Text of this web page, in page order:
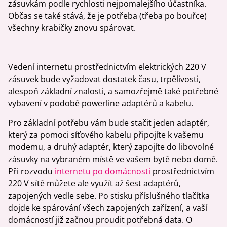
zásuvkám podle rychlosti nejpomalejšího účastníka.
Občas se také stává, že je potřeba (třeba po bouřce)
všechny krabičky znovu spárovat.
Vedení internetu prostřednictvím elektrických 220 V
zásuvek bude vyžadovat dostatek času, trpělivosti,
alespoň základní znalosti, a samozřejmě také potřebné
vybavení v podobě powerline adaptérů a kabelu.
Pro základní potřebu vám bude stačit jeden adaptér,
který za pomoci síťového kabelu připojíte k vašemu
modemu, a druhý adaptér, který zapojíte do libovolné
zásuvky na vybraném místě ve vašem bytě nebo domě.
Při rozvodu internetu po domácnosti prostřednictvím
220 V sítě můžete ale využít až šest adaptérů,
zapojených vedle sebe. Po stisku příslušného tlačítka
dojde ke spárování všech zapojených zařízení, a vaší
domácností již začnou proudit potřebná data. O